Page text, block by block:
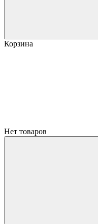
Корзина
Нет товаров